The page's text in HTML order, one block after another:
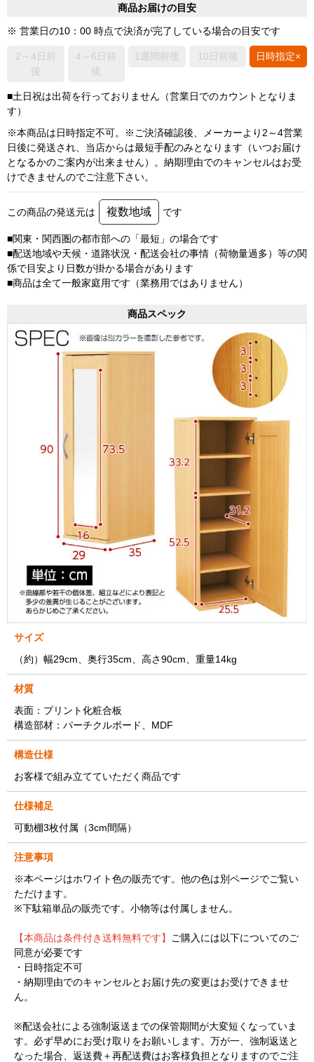
商品お届けの目安
※ 営業日の10：00 時点で決済が完了している場合の目安です
2～4日前
後
4～6日前
後
1週間前後 10日前後 日時指定×
■土日祝は出荷を行っておりません（営業日でのカウントとなりま
す）
※本商品は日時指定不可。※ご決済確認後、メーカーより2～4営業
日後に発送され、当店からは最短手配のみとなります（いつお届け
となるかのご案内が出来ません）。納期理由でのキャンセルはお受
けできませんのでご注意下さい。
この商品の発送元は 複数地域 です
■関東・関西圏の都市部への「最短」の場合です
■配送地域や天候・道路状況・配送会社の事情（荷物量過多）等の関
係で目安より日数が掛かる場合があります
■商品は全て一般家庭用です（業務用ではありません）
商品スペック
サイズ
（約）幅29cm、奥行35cm、高さ90cm、重量14kg
材質
表面：プリント化粧合板
構造部材：パーチクルボード、MDF
構造仕様
お客様で組み立てていただく商品です
仕様補足
可動棚3枚付属（3cm間隔）
注意事項
※本ページはホワイト色の販売です。他の色は別ページでご覧い
ただけます。
※下駄箱単品の販売です。小物等は付属しません。
【本商品は条件付き送料無料です】
ご購入には以下についてのご
同意が必要です
・日時指定不可
・納期理由でのキャンセルとお届け先の変更はお受けできませ
ん。
※配送会社による強制返送までの保管期間が大変短くなっていま
す。必ず早めにお受け取りをお願いします。万が一、強制返送と
なった場合、返送費＋再配送費はお客様負担となりますのでご注